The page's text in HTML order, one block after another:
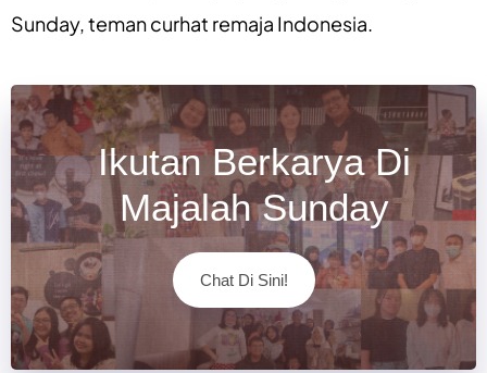
Sunday, teman curhat remaja Indonesia.
Ikutan Berkarya Di
Majalah Sunday
Chat Di Sini!